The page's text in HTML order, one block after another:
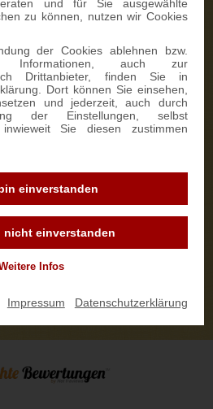
und für Sie ausgewählte
zu können, nutzen wir Cookies
der Cookies ablehnen bzw.
Informationen, auch zur
Drittanbieter, finden Sie in
Dort können Sie einsehen,
und jederzeit, auch durch
der Einstellungen, selbst
Sie diesen zustimmen
einverstanden
nicht einverstanden
Infos
Impressum Datenschutzerklärung